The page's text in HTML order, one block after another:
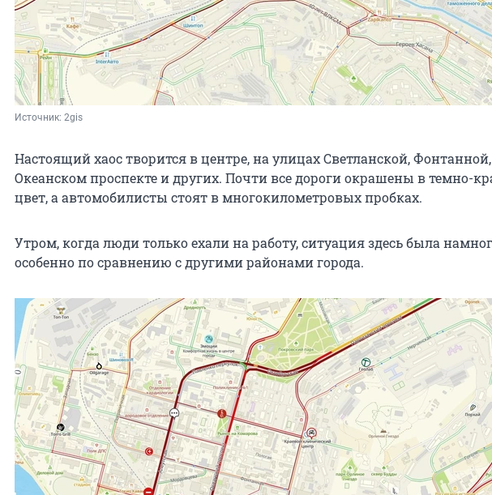
Источник: 2gis
Настоящий хаос творится в центре, на улицах Светланской, Фонтанной,
Океанском проспекте и других. Почти все дороги окрашены в темно-
цвет, а автомобилисты стоят в многокилометровых пробках.
Утром, когда люди только ехали на работу, ситуация здесь была
особенно по сравнению с другими районами города.